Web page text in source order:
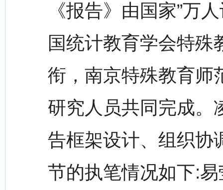
《报告》由国家”万
国统计教育学会特
衔，南京特殊教育师
研究人员共同完成。
告框架设计、组织协
节的执笔情况如下: